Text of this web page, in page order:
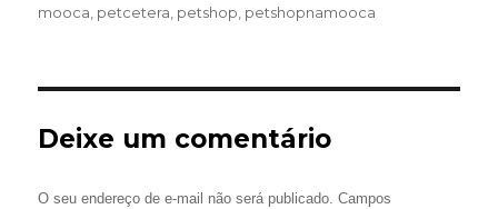
em
mooca petcetera petshop petshopnamooca
Deixe um comentário
O seu endereço de e-mail não será publicado. Campos